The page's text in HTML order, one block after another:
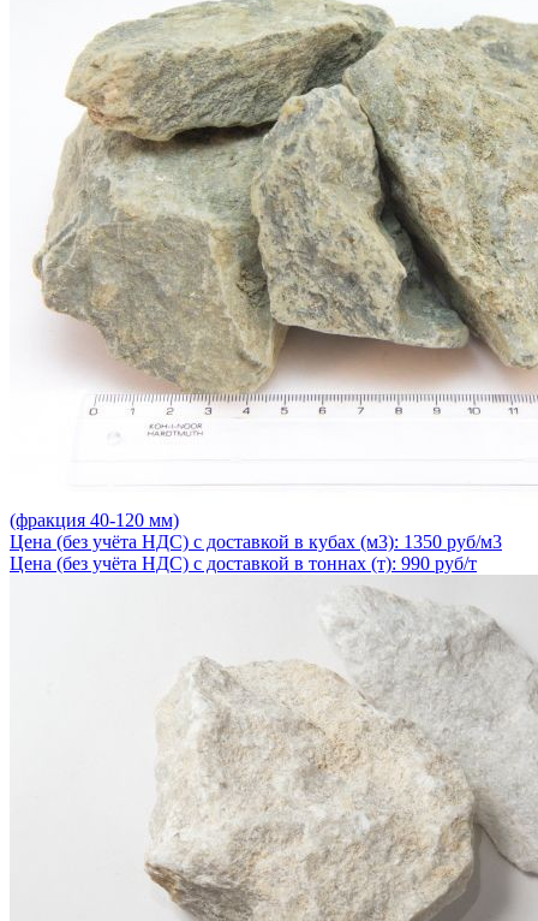
(фракция 40-120 мм)
Цена (без учёта НДС) с доставкой в кубах (м3): 1350 руб/м3
Цена (без учёта НДС) с доставкой в тоннах (т): 990 руб/т